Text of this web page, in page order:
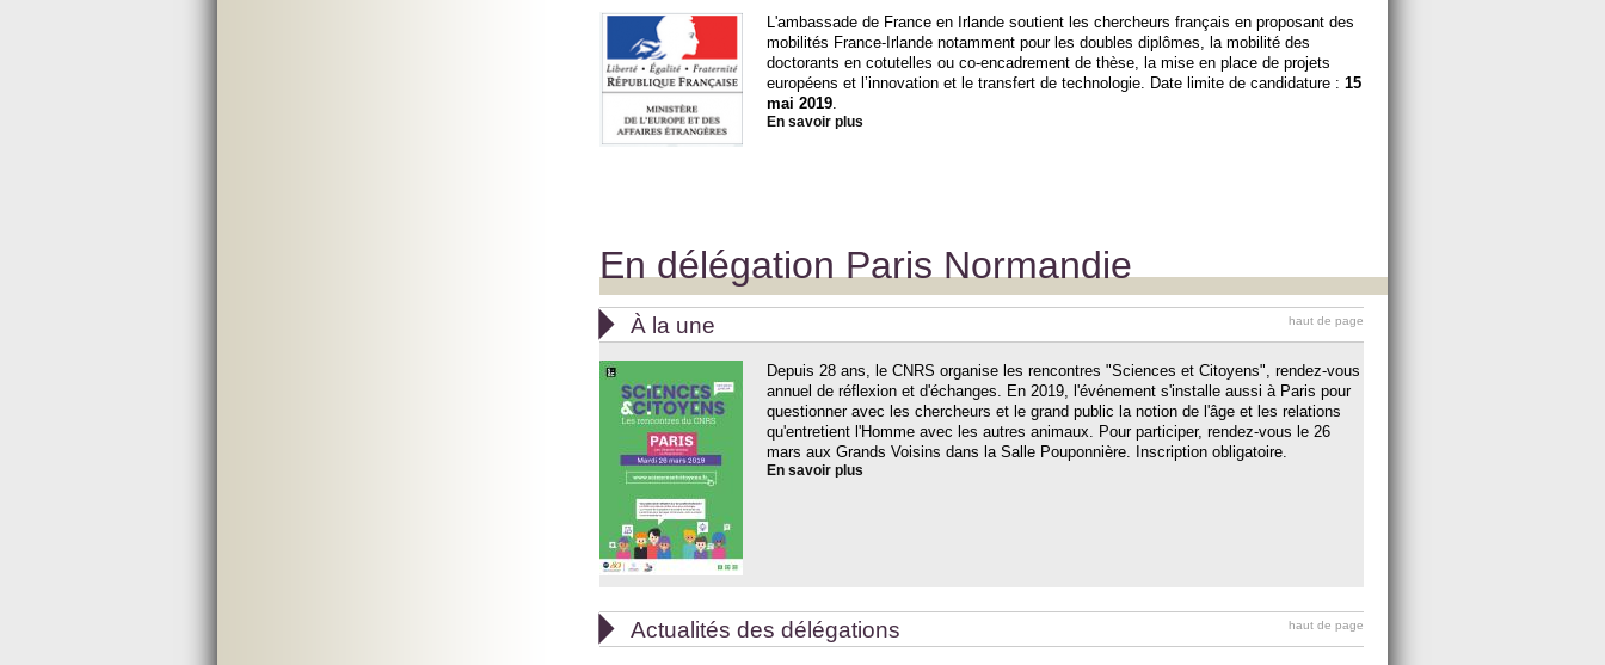
L'ambassade de France en Irlande soutient les chercheurs français en proposant des
mobilités France-Irlande notamment pour les doubles diplômes, la mobilité des
doctorants en cotutelles ou co-encadrement de thèse, la mise en place de projets
européens et l’innovation et le transfert de technologie. Date limite de candidature : 15
mai 2019.
En savoir plus
En délégation Paris Normandie
 À la une haut de page
Depuis 28 ans, le CNRS organise les rencontres "Sciences et Citoyens", rendez-vous
annuel de réflexion et d'échanges. En 2019, l'événement s'installe aussi à Paris pour
questionner avec les chercheurs et le grand public la notion de l'âge et les relations
qu'entretient l'Homme avec les autres animaux. Pour participer, rendez-vous le 26
mars aux Grands Voisins dans la Salle Pouponnière. Inscription obligatoire.
En savoir plus
 Actualités des délégations haut de page